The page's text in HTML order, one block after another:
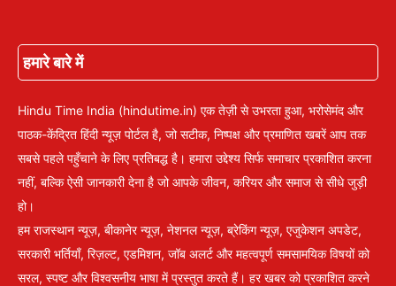
हमारे बारे में
Hindu Time India (hindutime.in) एक तेज़ी से उभरता हुआ, भरोसेमंद और
पाठक-केंद्रित हिंदी न्यूज़ पोर्टल है, जो सटीक, निष्पक्ष और प्रमाणित खबरें आप तक
सबसे पहले पहुँचाने के लिए प्रतिबद्ध है। हमारा उद्देश्य सिर्फ समाचार प्रकाशित करना
नहीं, बल्कि ऐसी जानकारी देना है जो आपके जीवन, करियर और समाज से सीधे जुड़ी
हो।
हम राजस्थान न्यूज़, बीकानेर न्यूज़, नेशनल न्यूज़, ब्रेकिंग न्यूज़, एजुकेशन अपडेट,
सरकारी भर्तियाँ, रिज़ल्ट, एडमिशन, जॉब अलर्ट और महत्वपूर्ण समसामयिक विषयों को
सरल, स्पष्ट और विश्वसनीय भाषा में प्रस्तुत करते हैं। हर खबर को प्रकाशित करने